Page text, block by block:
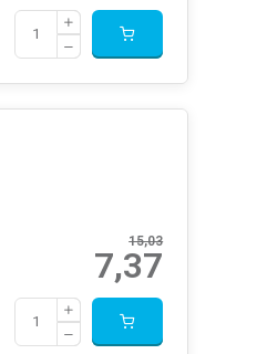
15,03
7,37